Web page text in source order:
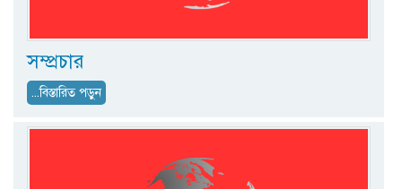
সম্প্রচার
...বিস্তারিত পড়ুন